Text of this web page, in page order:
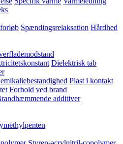
Spændingsrelaksation Hårdhed
Dielektrisk tab
Plast i kontakt
Forhold ved brand
additiver